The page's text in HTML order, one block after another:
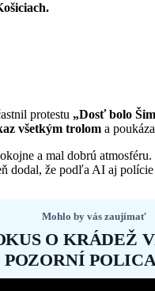
protestu „Dosť bolo
všetkým trolom a
a mal dobrú atmosféru.
dodal, že podľa AI aj
Mohlo by vás zaujímať
O KRÁDEŽ
POZORNÍ